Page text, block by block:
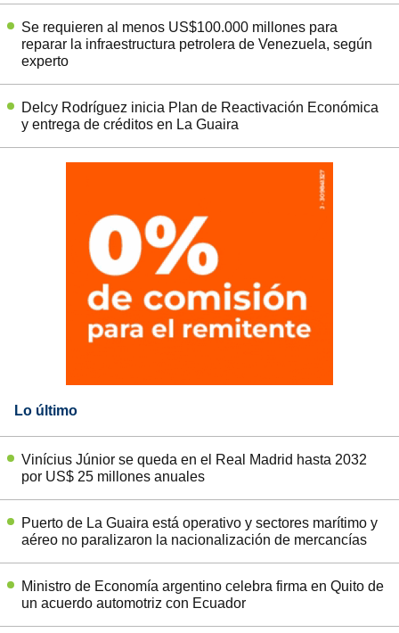
Se requieren al menos US$100.000 millones para
reparar la infraestructura petrolera de Venezuela, según
experto
Delcy Rodríguez inicia Plan de Reactivación Económica
y entrega de créditos en La Guaira
Lo último
Vinícius Júnior se queda en el Real Madrid hasta 2032
por US$ 25 millones anuales
Puerto de La Guaira está operativo y sectores marítimo y
aéreo no paralizaron la nacionalización de mercancías
Ministro de Economía argentino celebra firma en Quito de
un acuerdo automotriz con Ecuador